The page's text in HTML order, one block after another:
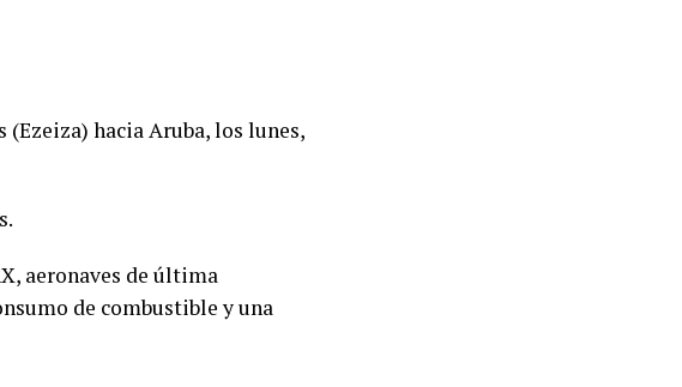
(Ezeiza) hacia Aruba, los lunes,
aeronaves de última
de combustible y una